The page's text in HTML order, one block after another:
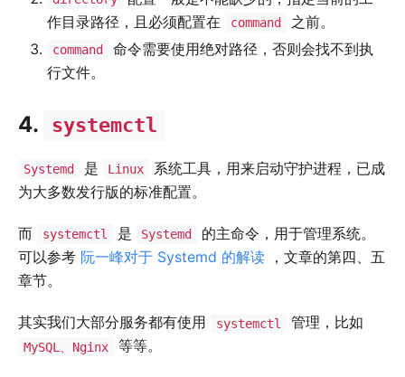
作目录路径，且必须配置在
command 之前。
command
命令需要使用绝对路径，否则会找不到执
行文件。
4. systemctl
Systemd 是 Linux
系统工具，用来启动守护进程，已成
为大多数发行版的标准配置。
而 systemctl 是 Systemd
的主命令，用于管理系统。
可以参考 阮一峰对于 Systemd 的解读 ，文章的第四、五
章节。
其实我们大部分服务都有使用 systemctl 管理，比如
MySQL、Nginx 等等。